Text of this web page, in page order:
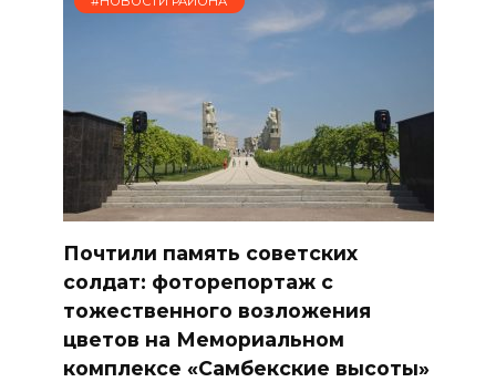
Почтили память советских
солдат: фоторепортаж с
тожественного возложения
цветов на Мемориальном
комплексе «Самбекские высоты»